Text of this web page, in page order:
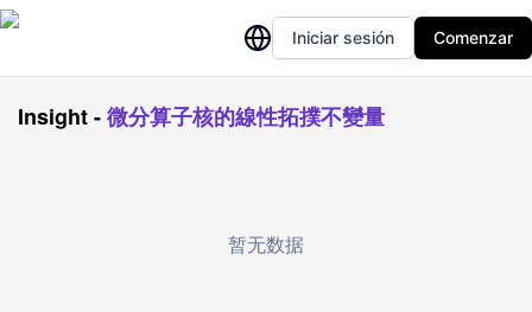
Iniciar sesión Comenzar
Insight-微分算子核的線性拓撲不變量
暂无数据